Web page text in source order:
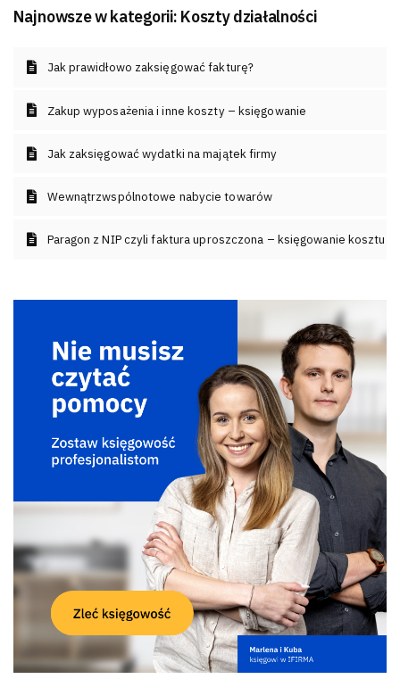
Najnowsze w kategorii: Koszty działalności
Jak prawidłowo zaksięgować fakturę?
Zakup wyposażenia i inne koszty – księgowanie
Jak zaksięgować wydatki na majątek firmy
Wewnątrzwspólnotowe nabycie towarów
Paragon z NIP czyli faktura uproszczona – księgowanie kosztu